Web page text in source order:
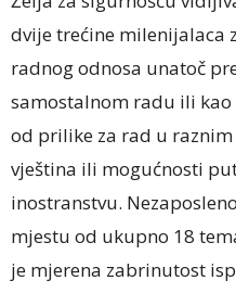
dvije trećine milenijalaca
radnog odnosa unatoč
samostalnom radu ili
od prilike za rad u
vještina ili mogućnosti
inostranstvu.
mjestu od ukupno 18
je mjerena zabrinutost